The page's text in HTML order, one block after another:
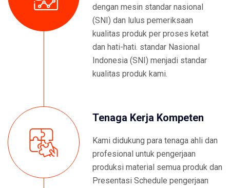
dengan mesin standar nasional
(SNI) dan lulus pemeriksaan
kualitas produk per proses ketat
dan hati-hati. standar Nasional
Indonesia (SNI) menjadi standar
kualitas produk kami.
Tenaga Kerja Kompeten
Kami didukung para tenaga ahli dan
profesional untuk pengerjaan
produksi material semua produk dan
Presentasi Schedule pengerjaan